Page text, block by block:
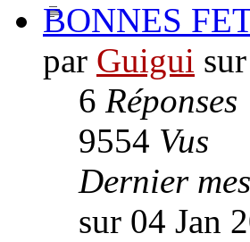
BONNES
par Guigui
6 Réponses
9554 Vus
Dernier
sur 04 Jan